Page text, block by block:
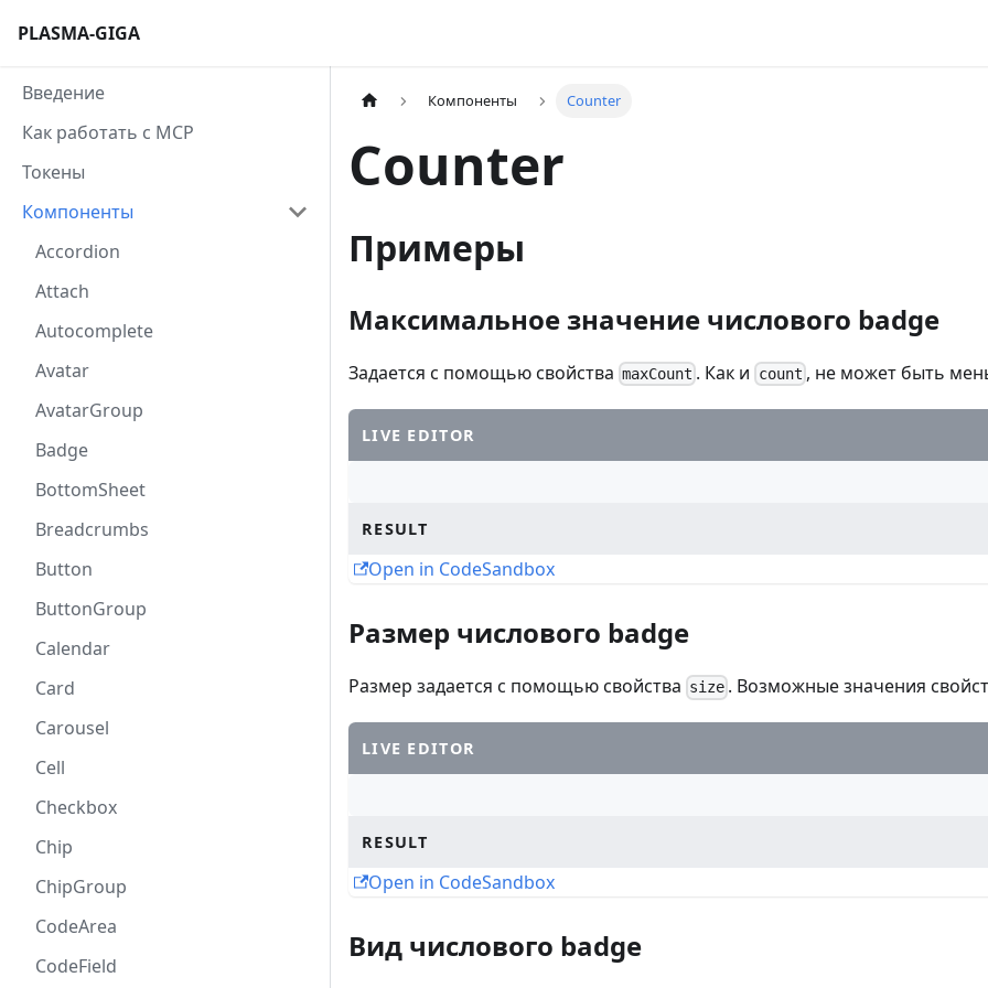
PLASMA-GIGA
Введение
Как работать с MCP
Токены
Компоненты
Accordion
Attach
Autocomplete
Avatar
AvatarGroup
Badge
BottomSheet
Breadcrumbs
Button
ButtonGroup
Calendar
Card
Carousel
Cell
Checkbox
Chip
ChipGroup
CodeArea
CodeField
Компоненты Counter
Counter
Примеры
Максимальное значение числового badge
Задается с помощью свойства maxCount . Как и count , не может быть
LIVE EDITOR
RESULT
Open in CodeSandbox
Размер числового badge
Размер задается с помощью свойства size . Возможные значения
LIVE EDITOR
RESULT
Open in CodeSandbox
Вид числового badge